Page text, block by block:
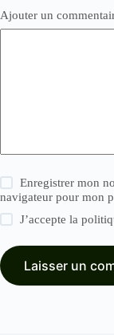
Ajouter un
Enregistrer mon
navigateur pour mon
J’accepte la
Laisser un